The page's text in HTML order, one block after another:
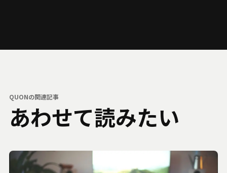
QUONの関連記事
あわせて読みたい